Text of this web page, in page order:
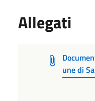
Allegati
une di